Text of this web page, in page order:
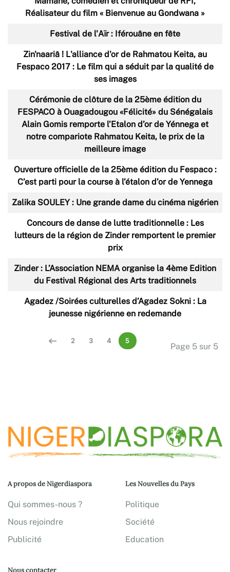
Réalisateur du film « Bienvenue au Gondwana »
Festival de l'Aïr : Iférouâne en fête
Zin'naariâ ! L'alliance d'or de Rahmatou Keita, au
Fespaco 2017 : Le film qui a séduit par la qualité de
ses images
Cérémonie de clôture de la 25ème édition du
FESPACO à Ouagadougou «Félicité» du Sénégalais
Alain Gomis remporte l’Etalon d’or de Yénnega et
notre compariote Rahmatou Keita, le prix de la
meilleure image
Ouverture officielle de la 25ème édition du Fespaco :
C’est parti pour la course à l’étalon d’or de Yennega
Zalika SOULEY : Une grande dame du cinéma nigérien
Concours de danse de lutte traditionnelle : Les
lutteurs de la région de Zinder remportent le premier
prix
Zinder : L’Association NEMA organise la 4ème Edition
du Festival Régional des Arts traditionnels
Agadez /Soirées culturelles d’Agadez Sokni : La
jeunesse nigérienne en redemande
Page 5 sur 5
2 3 4 5
A propos de Nigerdiaspora
Qui sommes-nous ?
Nous rejoindre
Publicité
Les Nouvelles du Pays
Politique
Société
Education
Nous contacter